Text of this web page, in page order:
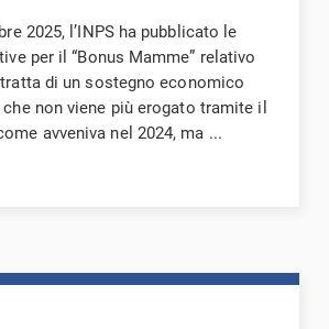
2025, l’INPS ha pubblicato le
per il “Bonus Mamme” relativo
di un sostegno economico
non viene più erogato tramite il
avveniva nel 2024, ma ...